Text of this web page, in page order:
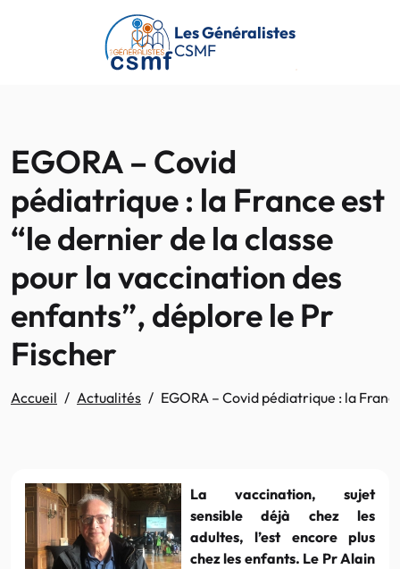
Passer au contenu principal
Les Généralistes
CSMF
EGORA – Covid
pédiatrique : la France est
“le dernier de la classe
pour la vaccination des
enfants”, déplore le Pr
Fischer
Accueil Actualités EGORA – Covid pédiatrique : la
La vaccination, sujet
sensible déjà chez les
adultes, l’est encore plus
chez les enfants. Le Pr Alain